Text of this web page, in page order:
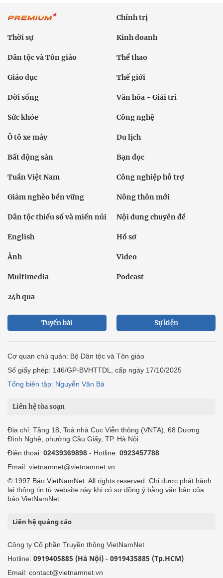
Chính trị
Thời sự Kinh doanh
Dân tộc và Tôn giáo Thể thao
Giáo dục Thế giới
Đời sống Văn hóa - Giải trí
Sức khỏe Công nghệ
Ô tô xe máy Du lịch
Bất động sản Bạn đọc
Tuần Việt Nam Công nghiệp hỗ trợ
Giảm nghèo bền vững Nông thôn mới
Dân tộc thiểu số và miền núi Nội dung chuyên đề
English Hồ sơ
Ảnh Video
Multimedia Podcast
24h qua
Tuyến bài Sự kiện
Cơ quan chủ quản: Bộ Dân tộc và Tôn giáo
Số giấy phép: 146/GP-BVHTTDL, cấp ngày 17/10/2025
Tổng biên tập: Nguyễn Văn Bá
Liên hệ tòa soạn
Địa chỉ: Tầng 18, Toà nhà Cục Viễn thông (VNTA), 68 Dương
Đình Nghệ, phường Cầu Giấy, TP. Hà Nội.
Điện thoại: 02439369898 - Hotline: 0923457788
Email: vietnamnet@vietnamnet.vn
© 1997 Báo VietNamNet. All rights reserved. Chỉ được phát hành
lại thông tin từ website này khi có sự đồng ý bằng văn bản của
báo VietNamNet.
Liên hệ quảng cáo
Công ty Cổ phần Truyền thông VietNamNet
Hotline: 0919405885 (Hà Nội) - 0919435885 (Tp.HCM)
Email: contact@vietnamnet.vn